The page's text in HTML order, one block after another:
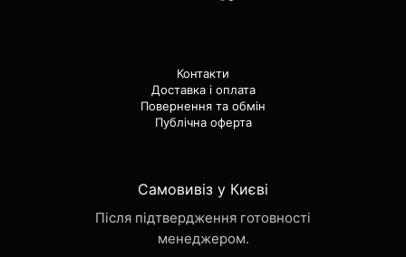
Контакти
Доставка і оплата
Повернення та обмін
Публічна оферта
Самовивіз у Києві
Після підтвердження готовності
менеджером.